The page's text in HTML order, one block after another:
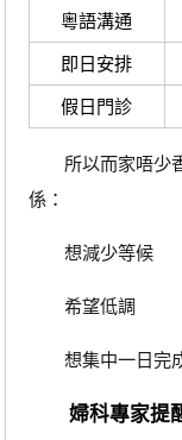
粵語溝通
即日安排
假日門診
所以而家唔少香
係：
想減少等候
希望低調
想集中一日完
婦科專家提